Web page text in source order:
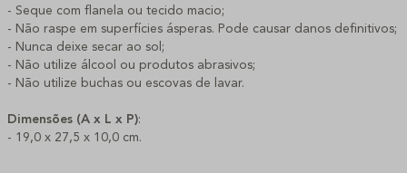
- Seque com flanela ou tecido macio;
- Não raspe em superfícies ásperas. Pode causar danos definitivos;
- Nunca deixe secar ao sol;
- Não utilize álcool ou produtos abrasivos;
- Não utilize buchas ou escovas de lavar.
Dimensões (A x L x P):
- 19,0 x 27,5 x 10,0 cm.